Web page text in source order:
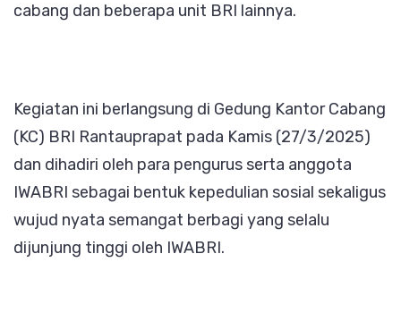
cabang dan beberapa unit BRI lainnya.
Kegiatan ini berlangsung di Gedung Kantor Cabang
(KC) BRI Rantauprapat pada Kamis (27/3/2025)
dan dihadiri oleh para pengurus serta anggota
IWABRI sebagai bentuk kepedulian sosial sekaligus
wujud nyata semangat berbagi yang selalu
dijunjung tinggi oleh IWABRI.